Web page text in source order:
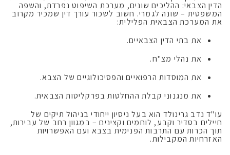
הדין הצבאי: ההליכים שונים, מערכת השיפוט נפרדת, והשפה
המשפטית – שונה לגמרי. חשוב לשכור עורך דין שמכיר מקרוב
את המערכת הצבאית הפלילית:
את בתי הדין הצבאיים.
את נהלי מצ"ח.
את המוסדות הרפואיים והפסיכולוגיים של הצבא.
את מנגנוני קבלת ההחלטות בפרקליטות הצבאית.
עו"ד נדב גרינולד הוא בעל ניסיון ייחודי בניהול תיקים של
חיילים בסדיר וקבע, לוחמים וקצינים – במגוון רחב של עבירות,
תוך הכרות עם התרבות הפנימית בצבא ועם האפשרויות
האזרחיות המקבילות.